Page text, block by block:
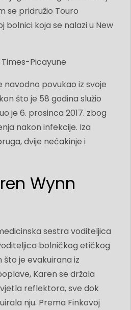
se pridružio Touro
bolnici koja se nalazi u New
Times-Picayune
navodno povukao iz svoje
što je 58 godina služio
je 6. prosinca 2017. zbog
nakon infekcije. Iza
dvije nećakinje i
Wynn
sestra voditeljica
bolničkog etičkog
je evakuirana iz
Karen se držala
reflektora, sve dok
nju. Prema Finkovoj